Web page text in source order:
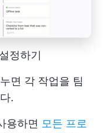
정하기
면 각 작업을 팀
.
용하면 모든 프로